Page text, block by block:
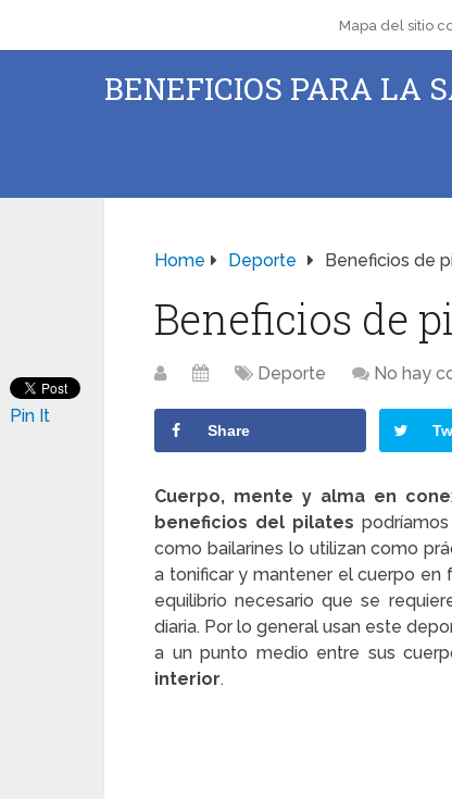
Mapa del sitio
BENEFICIOS PARA LA
Home Deporte Beneficios de
Beneficios de
Deporte No hay
Share
Cuerpo, mente y alma en
beneficios del pilates
como bailarines lo utilizan como
a tonificar y mantener el cuerpo
equilibrio necesario que se
diaria. Por lo general usan este
a un punto medio entre sus
interior.
Pin It